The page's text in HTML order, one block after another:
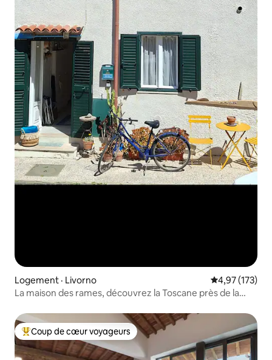
Logement · Livorno Note
4,97 (173)
La maison des rames, découvrez la Toscane près de la
Coup de cœur voyageurs parmi les plus aimés
Coup de cœur voyageurs